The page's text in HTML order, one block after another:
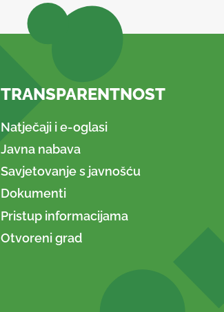
TRANSPARENTNOST
Natječaji i e-oglasi
Javna nabava
Savjetovanje s javnošću
Dokumenti
Pristup informacijama
Otvoreni grad